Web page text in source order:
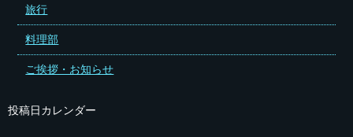
旅行
料理部
ご挨拶・お知らせ
投稿日カレンダー